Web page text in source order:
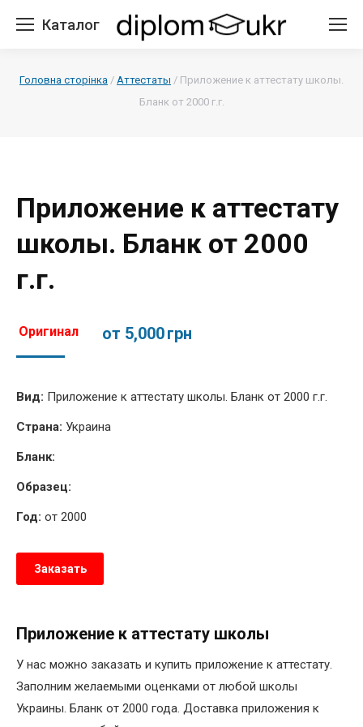
Каталог
Головна сторінка / Аттестаты / Приложение к аттестату школы.
Бланк от 2000 г.г.
Приложение к аттестату
школы. Бланк от 2000
г.г.
Оригинал от 5,000грн
Вид: Приложение к аттестату школы. Бланк от 2000 г.г.
Страна: Украина
Бланк:
Образец:
Год: от 2000
Заказать
Приложение к аттестату школы
У нас можно заказать и купить приложение к аттестату.
Заполним желаемыми оценками от любой школы
Украины. Бланк от 2000 года. Доставка приложения к